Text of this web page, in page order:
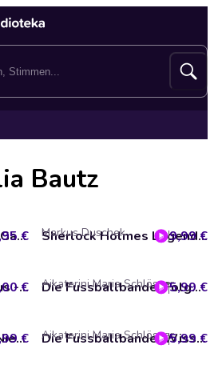
Bautz
Blooming Fate - Rose Garden, Band 3 (Ungekürzte Lesung)€ Sherlock Holmes Legends, Untold, Folge 24: Der verlorene Sohn (ungekürzt)
Markus Duschek 9,99 €
Tränen des Homunkulus - Alchemie für alle, die verschwinden möchten (ungekürzt)
€ Die Fussballbande, Folge 43: Keine Chance!
Aikaterini Maria Schlösser5,99 €
Van Dusen, Folge 46: Niemand verlässt dieses Haus€ Die Fussballbande, Wissensliga, Folge 2: Technik und Trainingstipps
Aikaterini Maria Schlösser5,99 €